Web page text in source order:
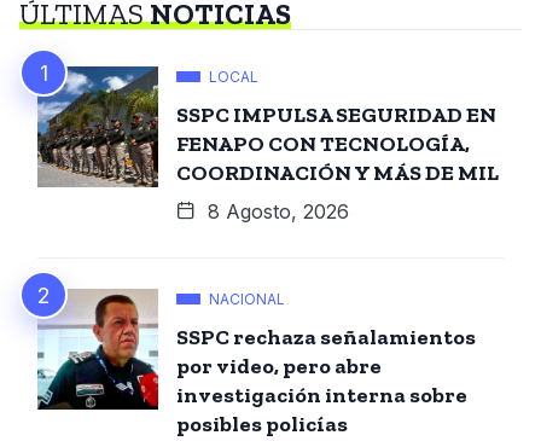
ÚLTIMASNOTICIAS
LOCAL
SSPC IMPULSA SEGURIDAD EN
FENAPO CON TECNOLOGÍA,
COORDINACIÓN Y MÁS DE MIL
8 Agosto, 2026
NACIONAL
SSPC rechaza señalamientos
por video, pero abre
investigación interna sobre
posibles policías